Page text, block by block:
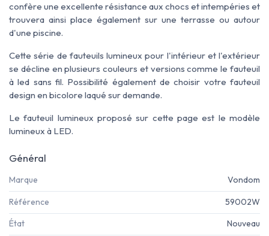
confère une excellente résistance aux chocs et intempéries et
trouvera ainsi place également sur une terrasse ou autour
d'une piscine.
Cette série de fauteuils lumineux pour l'intérieur et l'extérieur
se décline en plusieurs couleurs et versions comme le fauteuil
à led sans fil. Possibilité également de choisir votre fauteuil
design en bicolore laqué sur demande.
Le fauteuil lumineux proposé sur cette page est le modèle
lumineux à LED.
Général
Marque Vondom
Référence 59002W
État Nouveau